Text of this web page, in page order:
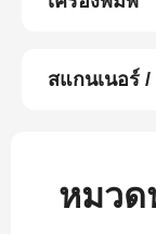
สแกนเนอร์ /
หมวด